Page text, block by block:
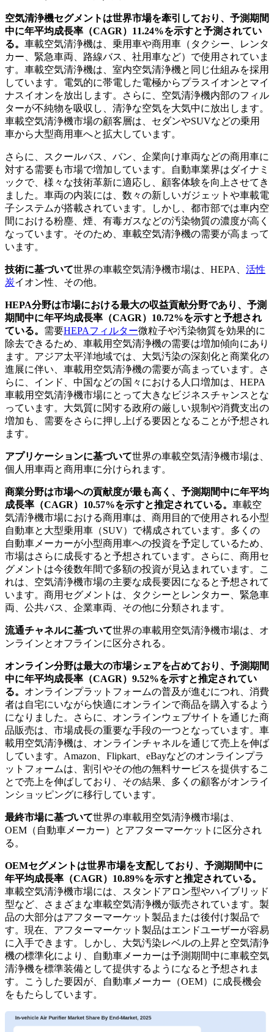
空気清浄機セグメントは世界市場を牽引しており、予測期間
中に年平均成長率（CAGR）11.24%を示すと予測されてい
る。 車載空気清浄機は、乗用車や商用車（タクシー、レンタ
カー、緊急車両、路線バス、社用車など）で使用されていま
す。車載空気清浄機は、室内空気清浄機と同じ仕組みを採用
しています。電気的に帯電した電極からプラスイオンとマイ
ナスイオンを放出します。さらに、空気清浄機内部のフィル
ターが不純物を吸収し、清浄な空気を大気中に放出します。
車載空気清浄機市場の顧客層は、セダンやSUVなどの乗用
車から大型商用車へと拡大しています。
さらに、スクールバス、バン、企業向け車両などの商用車に
対する需要も市場で増加しています。自動車業界はダイナミ
ックで、様々な技術革新に適応し、顧客体験を向上させてき
ました。車両の内装には、数々の新しいガジェットや車載電
子システムが搭載されています。しかし、都市部では車内空
間における粉塵、煙、有毒ガスなどの汚染物質の濃度が高く
なっています。そのため、車載空気清浄機の需要が高まって
います。
技術に基づいて世界の車載空気清浄機市場は、HEPA、 活性
炭イオン性、その他。
HEPA分野は市場における最大の収益貢献分野であり、予測
期間中に年平均成長率（CAGR）10.72%を示すと予想され
ている。 需要HEPAフィルター微粒子や汚染物質を効果的に
除去できるため、車載用空気清浄機の需要は増加傾向にあり
ます。アジア太平洋地域では、大気汚染の深刻化と商業化の
進展に伴い、車載用空気清浄機の需要が高まっています。さ
らに、インド、中国などの国々における人口増加は、HEPA
車載用空気清浄機市場にとって大きなビジネスチャンスとな
っています。大気質に関する政府の厳しい規制や消費支出の
増加も、需要をさらに押し上げる要因となることが予想され
ます。
アプリケーションに基づいて世界の車載空気清浄機市場は、
個人用車両と商用車に分けられます。
商業分野は市場への貢献度が最も高く、予測期間中に年平均
成長率（CAGR）10.57%を示すと推定されている。 車載空
気清浄機市場における商用車は、商用目的で使用される小型
自動車と大型乗用車（SUV）で構成されています。多くの
自動車メーカーが小型商用車への投資を予定しているため、
市場はさらに成長すると予想されています。さらに、商用セ
グメントは今後数年間で多額の投資が見込まれています。こ
れは、空気清浄機市場の主要な成長要因になると予想されて
います。商用セグメントは、タクシーとレンタカー、緊急車
両、公共バス、企業車両、その他に分類されます。
流通チャネルに基づいて世界の車載用空気清浄機市場は、オ
ンラインとオフラインに区分される。
オンライン分野は最大の市場シェアを占めており、予測期間
中に年平均成長率（CAGR）9.52%を示すと推定されてい
る。 オンラインプラットフォームの普及が進むにつれ、消費
者は自宅にいながら快適にオンラインで商品を購入するよう
になりました。さらに、オンラインウェブサイトを通じた商
品販売は、市場成長の重要な手段の一つとなっています。車
載用空気清浄機は、オンラインチャネルを通じて売上を伸ば
しています。Amazon、Flipkart、eBayなどのオンラインプラ
ットフォームは、割引やその他の無料サービスを提供するこ
とで売上を伸ばしており、その結果、多くの顧客がオンライ
ンショッピングに移行しています。
最終市場に基づいて世界の車載用空気清浄機市場は、
OEM（自動車メーカー）とアフターマーケットに区分され
る。
OEMセグメントは世界市場を支配しており、予測期間中に
年平均成長率（CAGR）10.89%を示すと推定されている。
車載空気清浄機市場には、スタンドアロン型やハイブリッド
型など、さまざまな車載空気清浄機が販売されています。製
品の大部分はアフターマーケット製品または後付け製品で
す。現在、アフターマーケット製品はエンドユーザーが容易
に入手できます。しかし、大気汚染レベルの上昇と空気清浄
機の標準化により、自動車メーカーは予測期間中に車載空気
清浄機を標準装備として提供するようになると予想されま
す。こうした要因が、自動車メーカー（OEM）に成長機会
をもたらしています。